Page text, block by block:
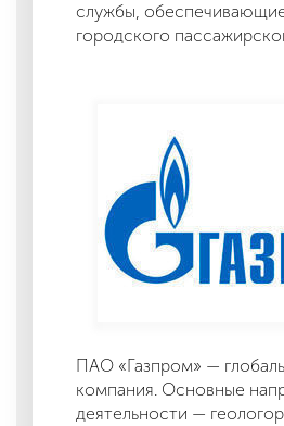
службы,
городского
ПАО «Газпром» —
компания. Основные
деятельности —